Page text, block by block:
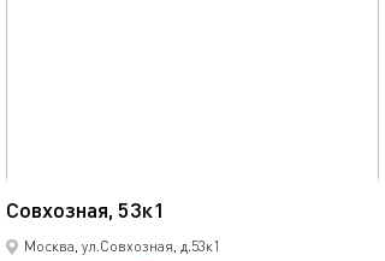
Совхозная, 53к1
Москва, ул.Совхозная, д.53к1